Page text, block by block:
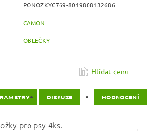
PONOZKYC769-8019808132686
CAMON
OBLEČKY
Hlídat cenu
DISKUZE HODNOCENÍ
pro psy 4ks.